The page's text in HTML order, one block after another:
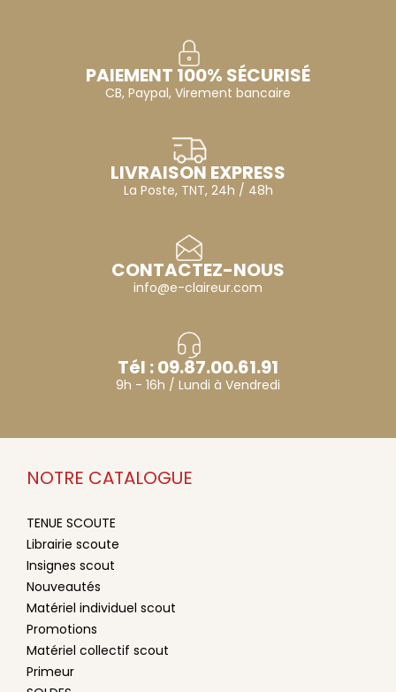
PAIEMENT 100% SÉCURISÉ
CB, Paypal, Virement bancaire
LIVRAISON EXPRESS
La Poste, TNT, 24h / 48h
CONTACTEZ-NOUS
info@e-claireur.com
Tél : 09.87.00.61.91
9h - 16h / Lundi à Vendredi
NOTRE CATALOGUE
TENUE SCOUTE
Librairie scoute
Insignes scout
Nouveautés
Matériel individuel scout
Promotions
Matériel collectif scout
Primeur